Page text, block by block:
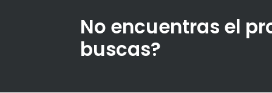
No encuentras el
buscas?